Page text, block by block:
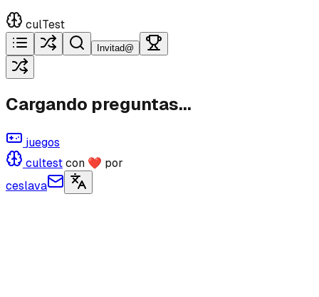
culTest
Invitad@
Cargando preguntas...
juegos
cultestcon ❤ por
ceslava